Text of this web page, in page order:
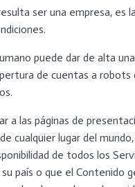
ser una empresa, es
puede dar de alta
de cuentas a
a las páginas de
cualquier lugar del
de todos los
país o que el Contenido